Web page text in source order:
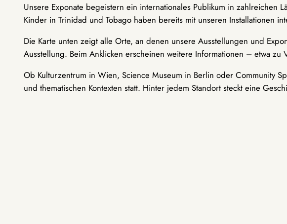
Unsere Exponate begeistern ein internationales Publikum in zahlreichen
Kinder in Trinidad und Tobago haben bereits mit unseren Installationen
Die Karte unten zeigt alle Orte, an denen unsere Ausstellungen und
Ausstellung. Beim Anklicken erscheinen weitere Informationen – etwa
Ob Kulturzentrum in Wien, Science Museum in Berlin oder Community
und thematischen Kontexten statt. Hinter jedem Standort steckt eine